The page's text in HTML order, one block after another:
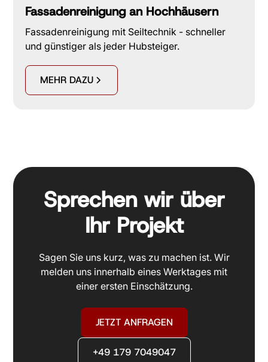
Fassadenreinigung an Hochhäusern
Fassadenreinigung mit Seiltechnik - schneller
und günstiger als jeder Hubsteiger.
MEHR DAZU
Sprechen wir über
Ihr Projekt
Sagen Sie uns kurz, was zu machen ist. Wir
melden uns innerhalb eines Werktages mit
einer ersten Einschätzung.
JETZT ANFRAGEN
+49 179 7049047